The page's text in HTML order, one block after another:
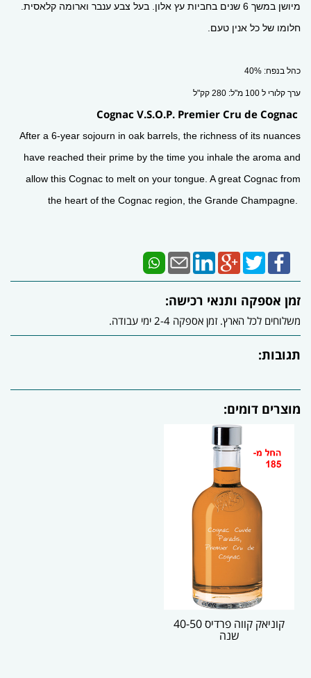
מיושן במשך 6 שנים בחביות עץ אלון. בעל צבע ענבר וארומה קלאסית.
חלומו של כל אנין טעם.
כהל בנפח: 40%
ערך קלורי ל 100 מ"ל: 280 קק"ל
Cognac V.S.O.P. Premier Cru de Cognac
After a 6-year sojourn in oak barrels, the richness of its nuances
have reached their prime by the time you inhale the aroma and
allow this Cognac to melt on your tongue. A great Cognac from
the heart of the Cognac region, the Grande Champagne.
זמן אספקה ותנאי רכישה:
משלוחים לכל הארץ. זמן אספקה 2-4 ימי עבודה.
תגובות:
מוצרים דומים:
קוניאק קווה פרדיס 40-50
שנה